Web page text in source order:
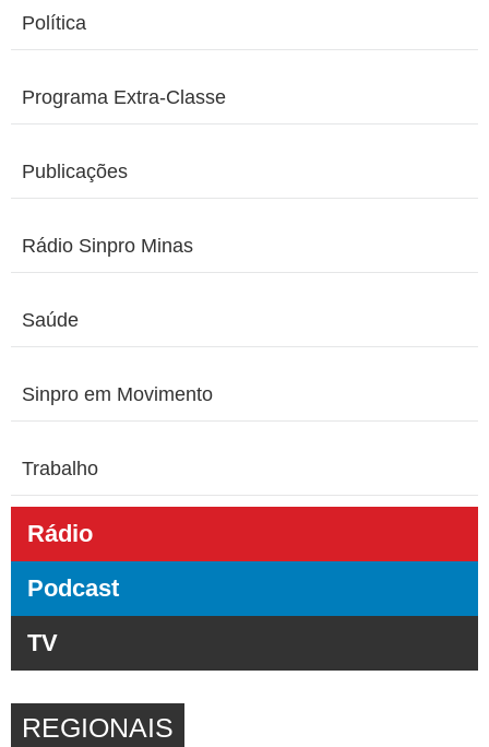
Política
Programa Extra-Classe
Publicações
Rádio Sinpro Minas
Saúde
Sinpro em Movimento
Trabalho
Rádio
Podcast
TV
REGIONAIS